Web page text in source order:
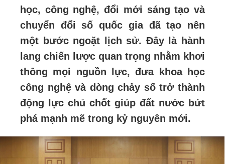
học, công nghệ, đổi mới sáng tạo và
chuyển đổi số quốc gia đã tạo nên
một bước ngoặt lịch sử. Đây là hành
lang chiến lược quan trọng nhằm khơi
thông mọi nguồn lực, đưa khoa học
công nghệ và dòng chảy số trở thành
động lực chủ chốt giúp đất nước bứt
phá mạnh mẽ trong kỷ nguyên mới.